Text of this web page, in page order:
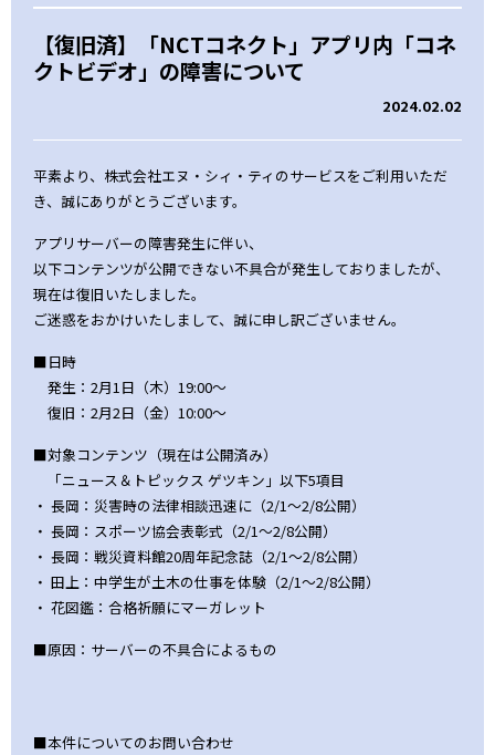
【復旧済】「NCTコネクト」アプリ内「コネ
クトビデオ」の障害について
2024.02.02
平素より、株式会社エヌ・シィ・ティのサービスをご利用いただ
き、誠にありがとうございます。
アプリサーバーの障害発生に伴い、
以下コンテンツが公開できない不具合が発生しておりましたが、
現在は復旧いたしました。
ご迷惑をおかけいたしまして、誠に申し訳ございません。
■日時
発生：2月1日（木）19:00～
復旧：2月2日（金）10:00～
■対象コンテンツ（現在は公開済み）
「ニュース＆トピックス ゲツキン」以下5項目
・ 長岡：災害時の法律相談迅速に（2/1～2/8公開）
・ 長岡：スポーツ協会表彰式（2/1～2/8公開）
・ 長岡：戦災資料館20周年記念誌（2/1～2/8公開）
・ 田上：中学生が土木の仕事を体験（2/1～2/8公開）
・ 花図鑑：合格祈願にマーガレット
■原因：サーバーの不具合によるもの
■本件についてのお問い合わせ